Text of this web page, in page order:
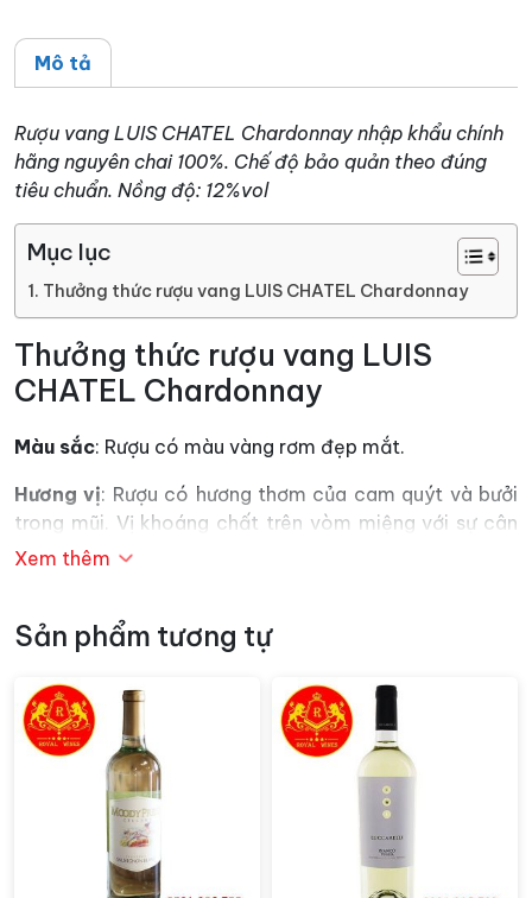
Mô tả
Rượu vang LUIS CHATEL Chardonnay nhập khẩu chính
hãng nguyên chai 100%. Chế độ bảo quản theo đúng
tiêu chuẩn. Nồng độ: 12%vol
Mục lục
Thưởng thức rượu vang LUIS CHATEL Chardonnay
Thưởng thức rượu vang LUIS
CHATEL Chardonnay
Màu sắc: Rượu có màu vàng rơm đẹp mắt.
Hương vị: Rượu có hương thơm của cam quýt và bưởi
trong mũi. Vị khoáng chất trên vòm miệng với sự cân
bằng tốt giữa độ chua và độ tròn.
hoặc cá các loại, Sushi và sashimi.
C.
Xem thêm
Sản phẩm tương tự